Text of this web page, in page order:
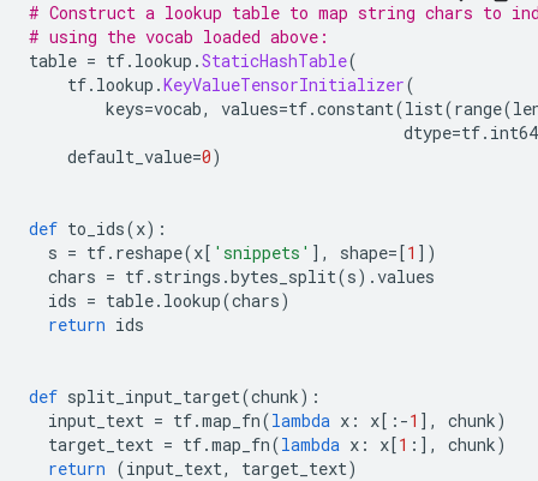
# Construct a lookup table to map string chars to
# using the vocab loaded above:
table = tf. lookup .StaticHashTable(
tf. lookup .KeyValueTensorInitializer(
keys=vocab, values=tf.constant(list(range(
dtype=tf. int64
default_value=0)
def to_ids(x):
s = tf. reshape(x[ 'snippets' ], shape=[1 ])
chars = tf. strings .bytes_split(s).values
ids = table. lookup(chars)
return ids
def split_input_target(chunk):
input_text = tf.map_fn(lambda x : x[:-1 ], chunk)
target_text = tf.map_fn(lambda x : x[1 :], chunk)
return (input_text, target_text)